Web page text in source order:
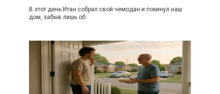
В этот день Итан собрал свой чемодан и покинул наш
дом, забыв лишь об